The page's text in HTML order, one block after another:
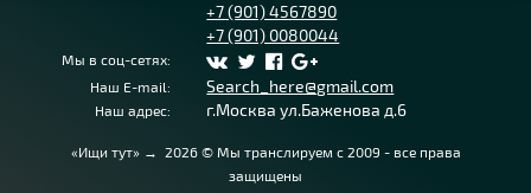
+7 (901) 4567890
+7 (901) 0080044
Мы в соц-сетях:
Наш E-mail:
Search_here@gmail.com
Наш адрес: г.Москва ул.Баженова д.6
«Ищи тут» → 2026© Мы транслируем с 2009 - все права
защищены